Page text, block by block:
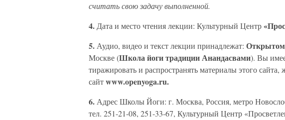
считать свою задачу выполненной.
4. Дата и место чтения лекции: Культурный Центр
5. Аудио, видео и текст лекции принадлежат:
Москве (Школа йоги традиции Анандасвами). Вы
тиражировать и распространять материалы этого
сайтwww.openyoga.ru.
6. Адрес Школы Йоги: г. Москва, Россия, метро
тел. 251-21-08, 251-33-67, Культурный Центр